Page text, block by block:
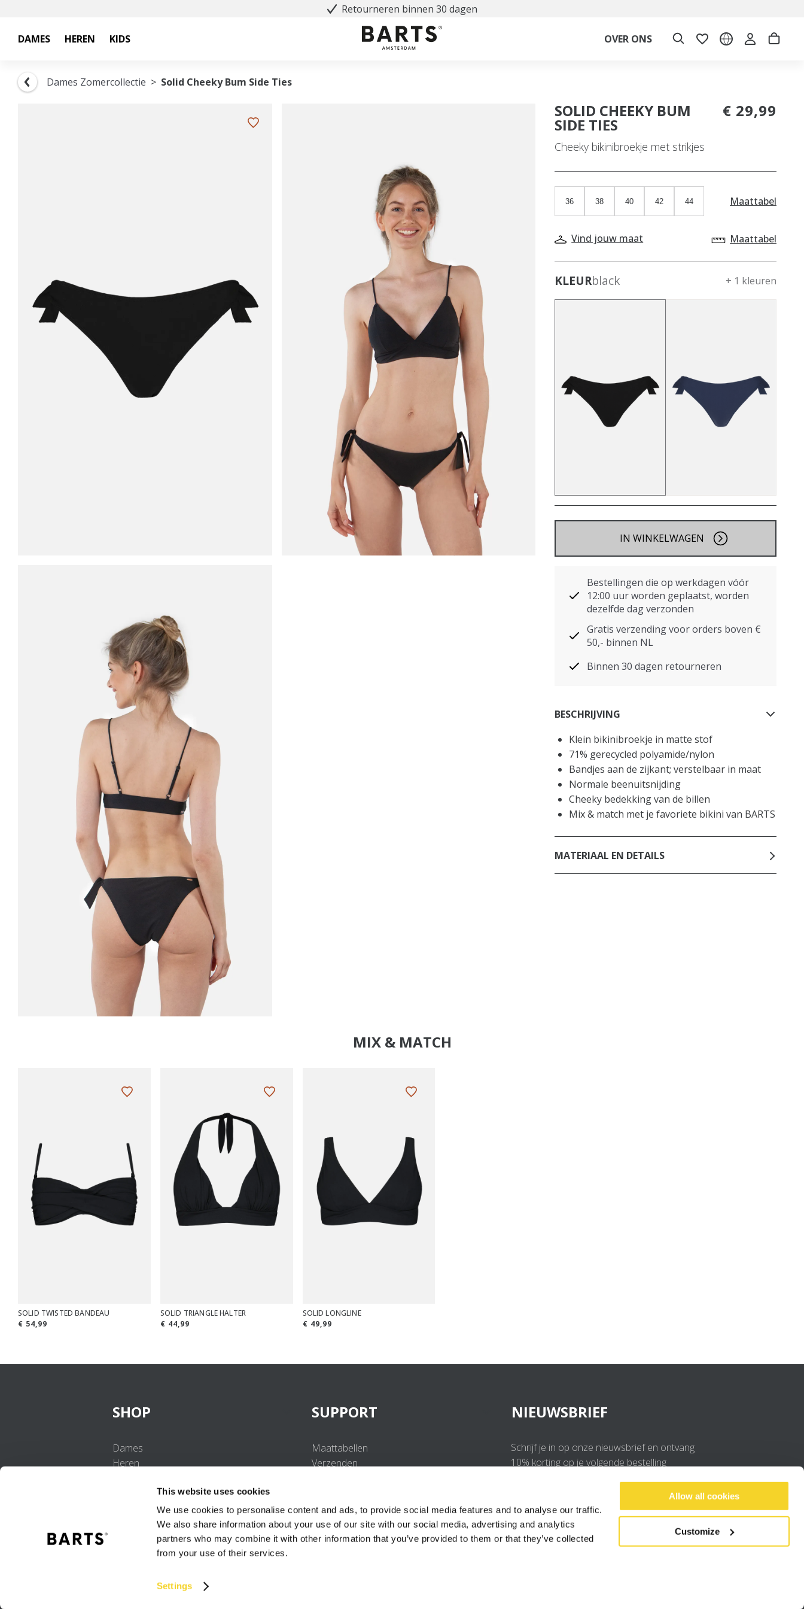
This website uses cookies
We use cookies to personalise content and ads, to provide social media features and to analyse our traffic.
We also share information about your use of our site with our social media, advertising and analytics
partners who may combine it with other information that you’ve provided to them or that they’ve collected
from your use of their services.
Settings
Allow all cookies
Customize
Retourneren binnen 30 dagen
DAMES HEREN KIDS OVER ONS
Dames Zomercollectie Solid Cheeky Bum Side Ties
SOLID CHEEKY BUM
SIDE TIES
Cheeky bikinibroekje met strikjes
€ 29,99
36 38 40 42 44 Maattabel
Vind jouw maat Maattabel
KLEURblack + 1 kleuren
IN WINKELWAGEN
Bestellingen die op werkdagen vóór
12:00 uur worden geplaatst, worden
dezelfde dag verzonden
Gratis verzending voor orders boven €
50,- binnen NL
Binnen 30 dagen retourneren
BESCHRIJVING
Klein bikinibroekje in matte stof
71% gerecycled polyamide/nylon
Bandjes aan de zijkant; verstelbaar in maat
Normale beenuitsnijding
Cheeky bedekking van de billen
Mix & match met je favoriete bikini van BARTS
MATERIAAL EN DETAILS
MIX & MATCH
SOLID TWISTED BANDEAU
€ 54,99
SOLID TRIANGLE HALTER
€ 44,99
SOLID LONGLINE
€ 49,99
SHOP
Dames
Heren
SUPPORT
Maattabellen
Verzenden
Contact
UV-Beschermingsnorm
B2B Portal Login
NIEUWSBRIEF
Schrijf je in op onze nieuwsbrief en ontvang
10% korting op je volgende bestelling
Ik ga akkoord met de